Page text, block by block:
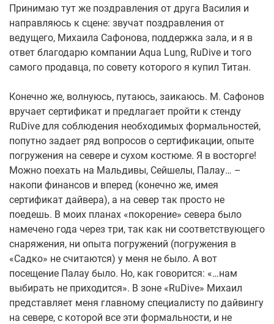
Принимаю тут же поздравления от друга Василия и
направляюсь к сцене: звучат поздравления от
ведущего, Михаила Сафонова, поддержка зала, и я в
ответ благодарю компании Aqua Lung, RuDive и того
самого продавца, по совету которого я купил Титан.
Конечно же, волнуюсь, путаюсь, заикаюсь. М. Сафонов
вручает сертификат и предлагает пройти к стенду
RuDive для соблюдения необходимых формальностей,
попутно задает ряд вопросов о сертификации, опыте
погружения на севере и сухом костюме. Я в восторге!
Можно поехать на Мальдивы, Сейшелы, Палау… –
накопи финансов и вперед (конечно же, имея
сертификат дайвера), а на север так просто не
поедешь. В моих планах «покорение» севера было
намечено года через три, так как ни соответствующего
снаряжения, ни опыта погружений (погружения в
«Садко» не считаются) у меня не было. А вот
посещение Палау было. Но, как говорится: «…нам
выбирать не приходится». В зоне «RuDive» Михаил
представляет меня главному специалисту по дайвингу
на севере, с которой все эти формальности, и не